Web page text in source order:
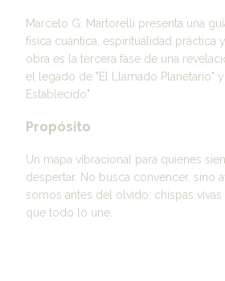
Marcelo G. Martorelli presenta una
física cuántica, espiritualidad práctica
obra es la tercera fase de una
el legado de "El Llamado Planetario"
Establecido".
Propósito
Un mapa vibracional para quienes
despertar. No busca convencer, sino
somos antes del olvido: chispas
que todo lo une.